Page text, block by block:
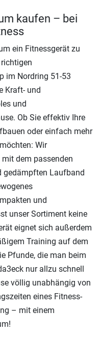
kaufen – bei
ein Fitnessgerät zu
im Nordring 51-53
Kraft- und
und
Ob Sie effektiv Ihre
oder einfach mehr
Wir
dem passenden
gedämpften Laufband
und
unser Sortiment keine
eignet sich außerdem
Training auf dem
Pfunde, die man beim
nur allzu schnell
völlig unabhängig von
eines Fitness-
– mit einem